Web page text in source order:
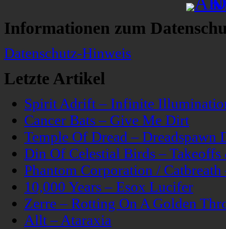
Informationen zum
Datenschutz-Hinweis
Letzte Artikel
Spirit Adrift – Infinite
Cancer Bats – Give Me Dirt
Temple Of Dread – Dreadspawn
Din Of Celestial Birds –
Phantom Corporation /
10,000 Years – Esox Lucifer
Zerre – Rotting On A Golden
Allt – Ataraxia